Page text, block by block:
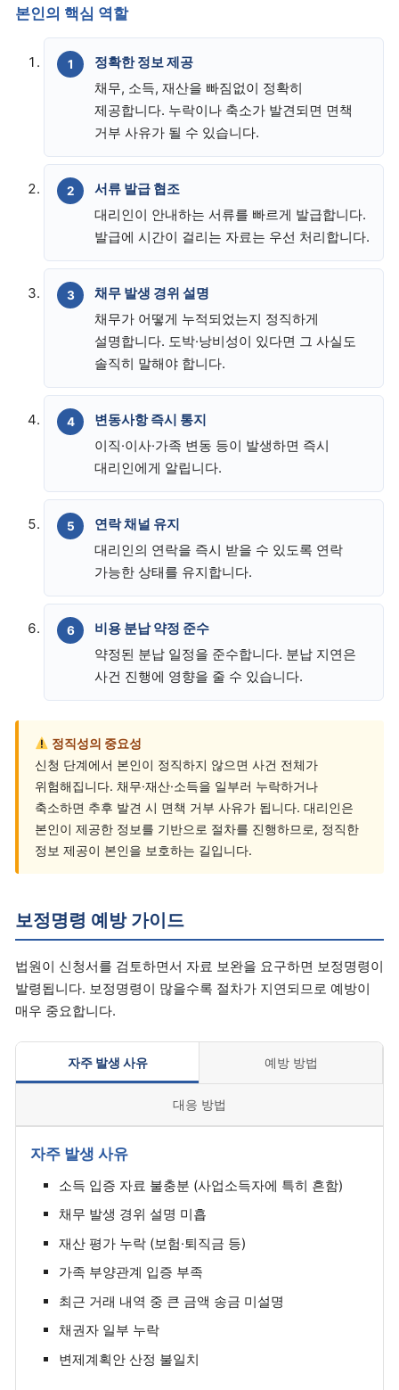
본인의 핵심 역할
정확한 정보 제공
채무, 소득, 재산을 빠짐없이 정확히
제공합니다. 누락이나 축소가 발견되면 면책
거부 사유가 될 수 있습니다.
서류 발급 협조
대리인이 안내하는 서류를 빠르게 발급합니다.
발급에 시간이 걸리는 자료는 우선 처리합니다.
채무 발생 경위 설명
채무가 어떻게 누적되었는지 정직하게
설명합니다. 도박·낭비성이 있다면 그 사실도
솔직히 말해야 합니다.
변동사항 즉시 통지
이직·이사·가족 변동 등이 발생하면 즉시
대리인에게 알립니다.
연락 채널 유지
대리인의 연락을 즉시 받을 수 있도록 연락
가능한 상태를 유지합니다.
비용 분납 약정 준수
약정된 분납 일정을 준수합니다. 분납 지연은
사건 진행에 영향을 줄 수 있습니다.
정직성의 중요성
신청 단계에서 본인이 정직하지 않으면 사건 전체가
위험해집니다. 채무·재산·소득을 일부러 누락하거나
축소하면 추후 발견 시 면책 거부 사유가 됩니다. 대리인은
본인이 제공한 정보를 기반으로 절차를 진행하므로, 정직한
정보 제공이 본인을 보호하는 길입니다.
보정명령 예방 가이드
법원이 신청서를 검토하면서 자료 보완을 요구하면 보정명령이
발령됩니다. 보정명령이 많을수록 절차가 지연되므로 예방이
매우 중요합니다.
자주 발생 사유 예방 방법
대응 방법
자주 발생 사유
소득 입증 자료 불충분 (사업소득자에 특히 흔함)
채무 발생 경위 설명 미흡
재산 평가 누락 (보험·퇴직금 등)
가족 부양관계 입증 부족
최근 거래 내역 중 큰 금액 송금 미설명
채권자 일부 누락
변제계획안 산정 불일치